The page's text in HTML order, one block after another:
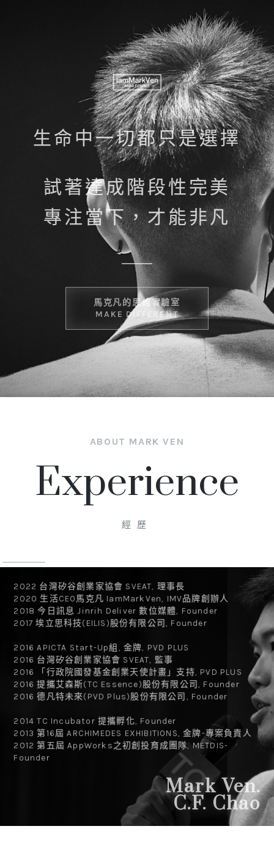
生命中一切都只是選擇
試著達成階段性完美
專注 當下，才能非凡
馬克凡的思維實驗室
MAKE DIFFERENT
ABOUT MARK VEN
Experience
經歷
2022 台灣矽谷創業家協會 SVEAT, 理事長
2020 生活CEO馬克凡 IamMarkVen, IMV品牌創辦人
2018今日訊息 Jinrih Deliver 數位媒體, Founder
2017 埃立思科技(EILIS)股份有限公司, Founder
2016 APICTA Start-Up組, 金牌, PVD PLUS
2016 台灣矽谷創業家協會 SVEAT, 監事
2016 「行政院國發基金創業天使計畫」支持, PVD PLUS
2016 提攜艾森斯(TC Essence)股份有限公司, Founder
2016 德凡特未來(PVD Plus)股份有限公司, Founder
2014TC Incubator 提攜孵化, Founder
2013 第16屆 ARCHIMEDES EXHIBITIONS, 金牌-專案負責人
2012 第五屆 AppWorks之初創投育成團隊, METDIS-
Founder
Mark Ven.
C.F. Chao